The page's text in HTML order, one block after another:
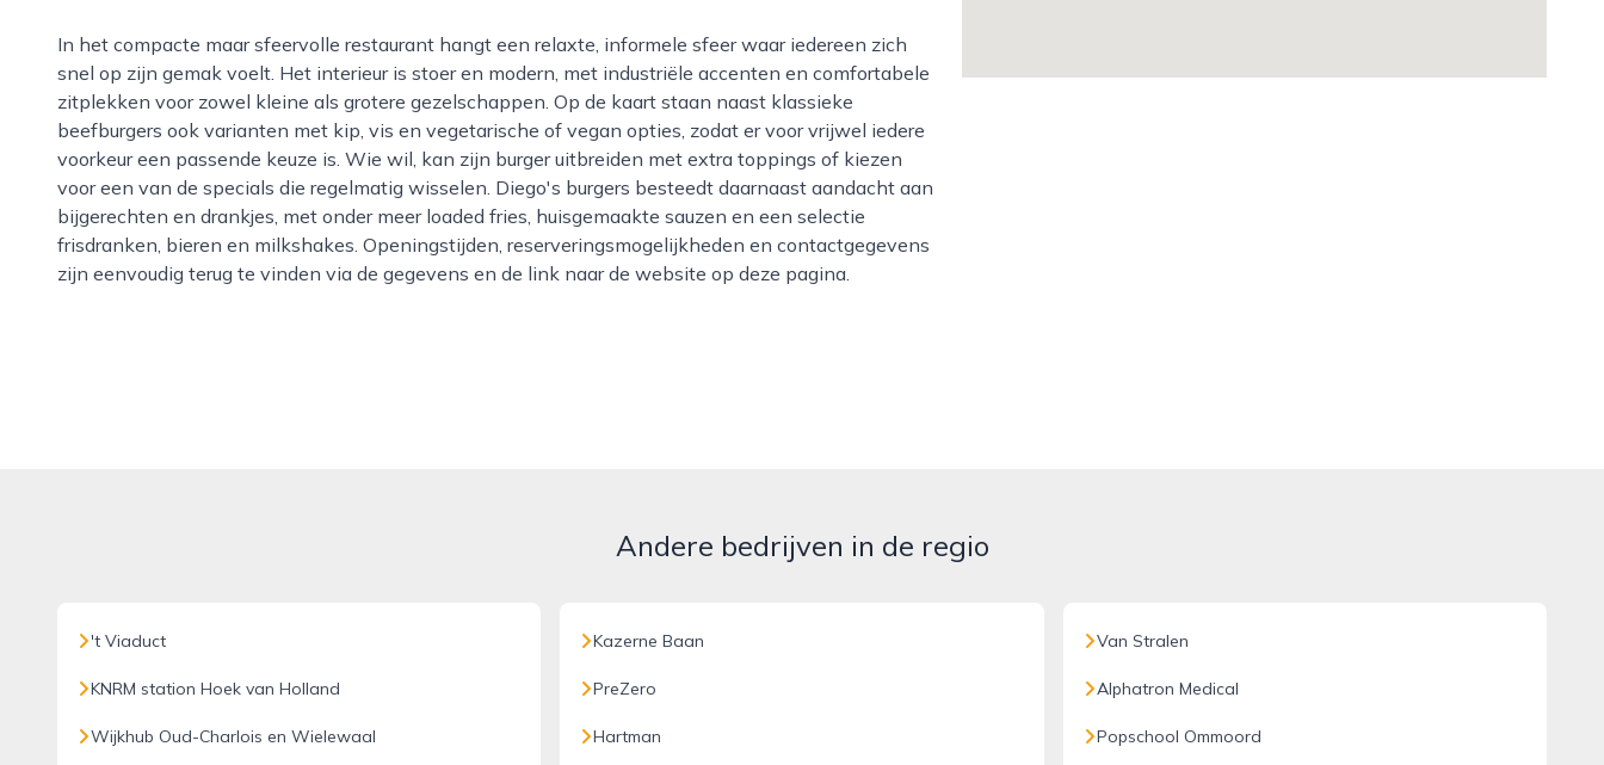
In het compacte maar sfeervolle restaurant hangt een relaxte, informele sfeer waar iedereen zich
snel op zijn gemak voelt. Het interieur is stoer en modern, met industriële accenten en comfortabele
zitplekken voor zowel kleine als grotere gezelschappen. Op de kaart staan naast klassieke
beefburgers ook varianten met kip, vis en vegetarische of vegan opties, zodat er voor vrijwel iedere
voorkeur een passende keuze is. Wie wil, kan zijn burger uitbreiden met extra toppings of kiezen
voor een van de specials die regelmatig wisselen. Diego's burgers besteedt daarnaast aandacht aan
bijgerechten en drankjes, met onder meer loaded fries, huisgemaakte sauzen en een selectie
frisdranken, bieren en milkshakes. Openingstijden, reserveringsmogelijkheden en contactgegevens
zijn eenvoudig terug te vinden via de gegevens en de link naar de website op deze pagina.
Andere bedrijven in de regio
't Viaduct
KNRM station Hoek van Holland
Wijkhub Oud-Charlois en Wielewaal
Kazerne Baan
PreZero
Hartman
Van Stralen
Alphatron Medical
Popschool Ommoord